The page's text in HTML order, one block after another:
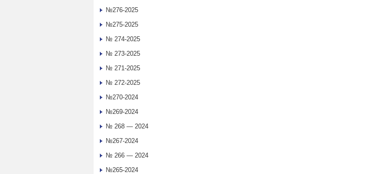
№276-2025
№275-2025
№ 274-2025
№ 273-2025
№ 271-2025
№ 272-2025
№270-2024
№269-2024
№ 268 — 2024
№267-2024
№ 266 — 2024
№265-2024